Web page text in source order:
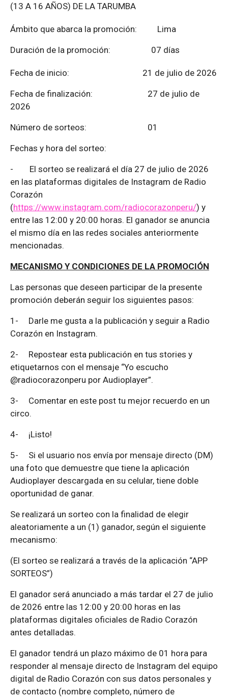
(13 A 16 AÑOS) DE LA TARUMBA
Ámbito que abarca la promoción: Lima
Duración de la promoción: 07 días
Fecha de inicio: 21 de julio de 2026
Fecha de finalización:
27 de julio de
2026
Número de sorteos: 01
Fechas y hora del sorteo:
- El sorteo se realizará el día 27 de julio de 2026
en las plataformas digitales de Instagram de Radio
Corazón
(https://www.instagram.com/radiocorazonperu/) y
entre las 12:00 y 20:00 horas. El ganador se anuncia
el mismo día en las redes sociales anteriormente
mencionadas.
MECANISMO Y CONDICIONES DE LA PROMOCIÓN
Las personas que deseen participar de la presente
promoción deberán seguir los siguientes pasos:
1- Darle me gusta a la publicación y seguir a Radio
Corazón en Instagram.
2- Repostear esta publicación en tus stories y
etiquetarnos con el mensaje “Yo escucho
@radiocorazonperu por Audioplayer”.
3- Comentar en este post tu mejor recuerdo en un
circo.
4- ¡Listo!
5- Si el usuario nos envía por mensaje directo (DM)
una foto que demuestre que tiene la aplicación
Audioplayer descargada en su celular, tiene doble
oportunidad de ganar.
Se realizará un sorteo con la finalidad de elegir
aleatoriamente a un (1) ganador, según el siguiente
mecanismo:
(El sorteo se realizará a través de la aplicación “APP
SORTEOS”)
El ganador será anunciado a más tardar el 27 de julio
de 2026 entre las 12:00 y 20:00 horas en las
plataformas digitales oficiales de Radio Corazón
antes detalladas.
El ganador tendrá un plazo máximo de 01 hora para
responder al mensaje directo de Instagram del equipo
digital de Radio Corazón con sus datos personales y
de contacto (nombre completo, número de